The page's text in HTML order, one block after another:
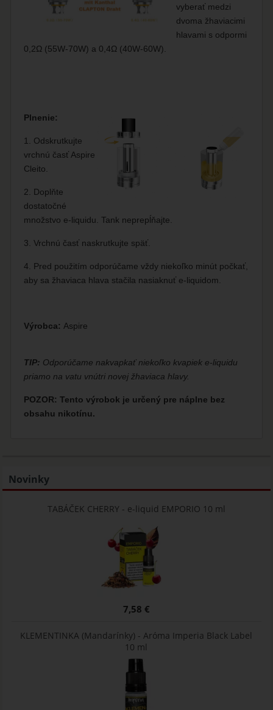
vyberať medzi
dvoma žhaviacimi
hlavami s odpormi
0,2Ω (55W-70W) a 0,4Ω (40W-60W).
Plnenie:
1. Odskrutkujte
vrchnú časť Aspire
Cleito.
2. Doplňte
dostatočné
množstvo e-liquidu. Tank neprepĺňajte.
3. Vrchnú časť naskrutkujte späť.
4. Pred použitím odporúčame vždy niekoľko minút počkať,
aby sa žhaviaca hlava stačila nasiaknuť e-liquidom.
Výrobca: Aspire
TIP: Odporúčame nakvapkať niekoľko kvapiek e-liquidu
priamo na vatu vnútri novej žhaviaca hlavy.
POZOR: Tento výrobok je určený pre náplne bez
obsahu nikotínu.
Novinky
TABÁČEK CHERRY - e-liquid EMPORIO 10 ml
7,58 €
KLEMENTINKA (Mandarínky) - Aróma Imperia Black Label
10 ml